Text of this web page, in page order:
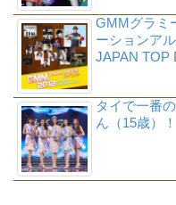
GMMグラミ
ーションア
JAPAN TOP
タイで一番
ん（15歳）